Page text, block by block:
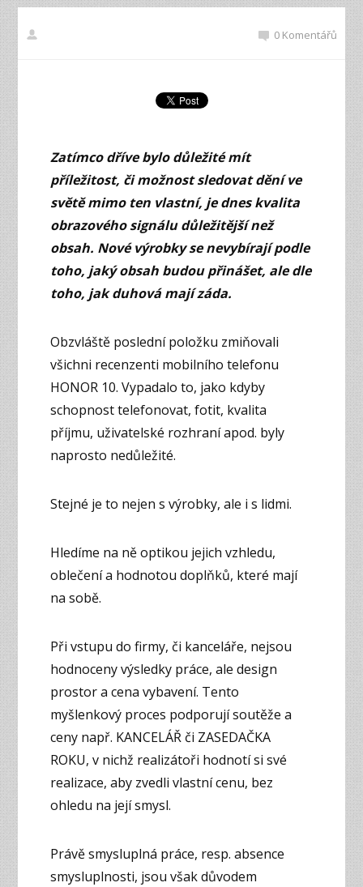
0 Komentářů
Zatímco dříve bylo důležité mít
příležitost, či možnost sledovat dění ve
světě mimo ten vlastní, je dnes kvalita
obrazového signálu důležitější než
obsah. Nové výrobky se nevybírají podle
toho, jaký obsah budou přinášet, ale dle
toho, jak duhová mají záda.
Obzvláště poslední položku zmiňovali
všichni recenzenti mobilního telefonu
HONOR 10. Vypadalo to, jako kdyby
schopnost telefonovat, fotit, kvalita
příjmu, uživatelské rozhraní apod. byly
naprosto nedůležité.
Stejné je to nejen s výrobky, ale i s lidmi.
Hledíme na ně optikou jejich vzhledu,
oblečení a hodnotou doplňků, které mají
na sobě.
Při vstupu do firmy, či kanceláře, nejsou
hodnoceny výsledky práce, ale design
prostor a cena vybavení. Tento
myšlenkový proces podporují soutěže a
ceny např. KANCELÁŘ či ZASEDAČKA
ROKU, v nichž realizátoři hodnotí si své
realizace, aby zvedli vlastní cenu, bez
ohledu na její smysl.
Právě smysluplná práce, resp. absence
smysluplnosti, jsou však důvodem